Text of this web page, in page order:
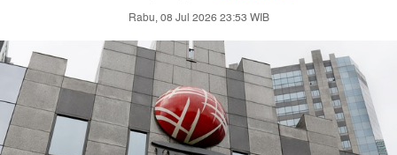
Rabu, 08 Jul 2026 23:53 WIB